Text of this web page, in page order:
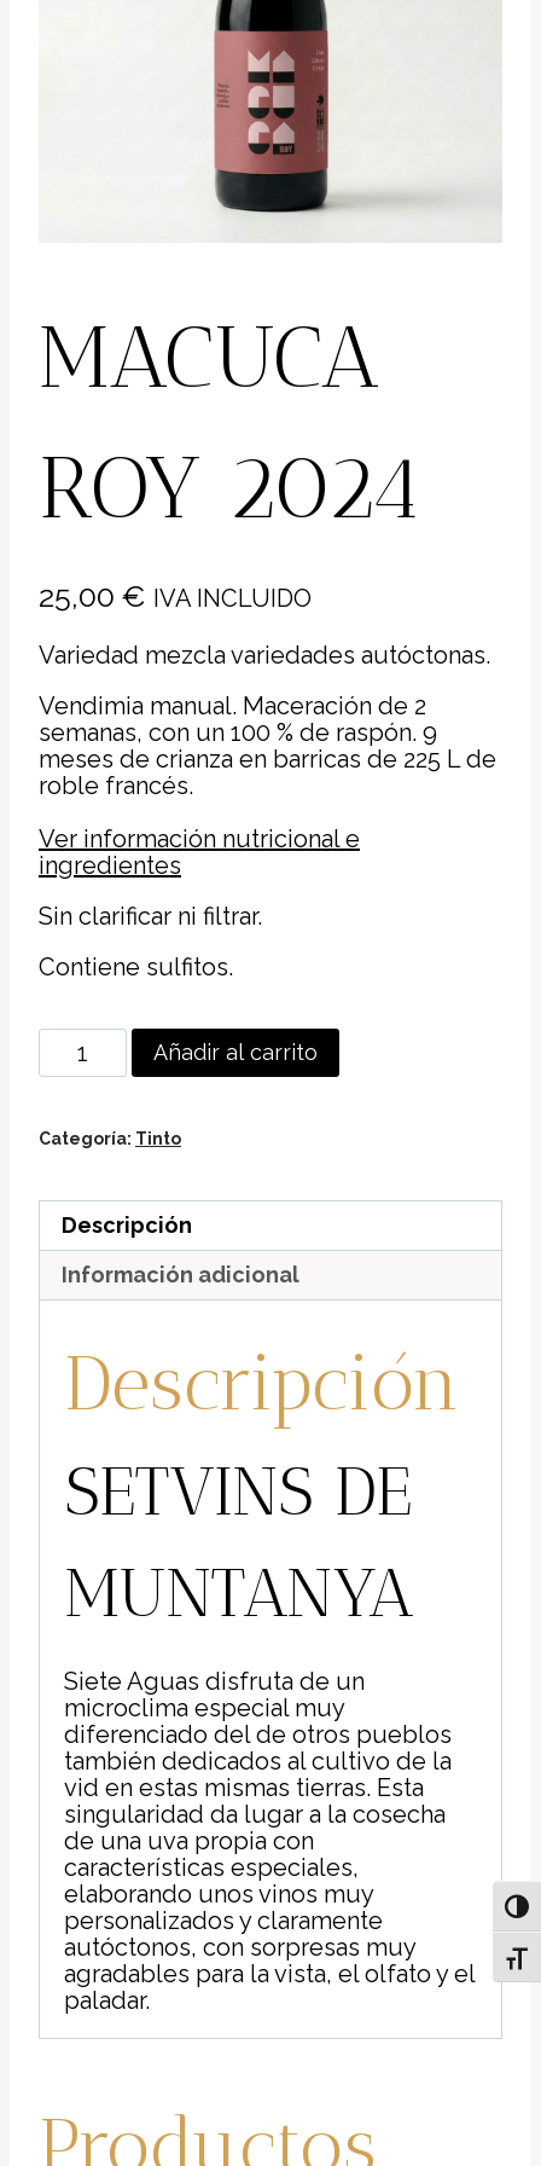
MACUCA
ROY 2024
25,00 € IVA INCLUIDO
Variedad mezcla variedades autóctonas.
Vendimia manual. Maceración de 2
semanas, con un 100 % de raspón. 9
meses de crianza en barricas de 225 L de
roble francés.
Ver información nutricional e
ingredientes
Sin clarificar ni filtrar.
Contiene sulfitos.
MACUCA
ROY
Añadir al carrito
Categoría: Tinto
Descripción
Información adicional
Descripción
SETVINS DE
MUNTANYA
Siete Aguas disfruta de un
microclima especial muy
diferenciado del de otros pueblos
también dedicados al cultivo de la
vid en estas mismas tierras. Esta
singularidad da lugar a la cosecha
de una uva propia con
características especiales,
elaborando unos vinos muy
personalizados y claramente
autóctonos, con sorpresas muy
agradables para la vista, el olfato y el
paladar.
Productos